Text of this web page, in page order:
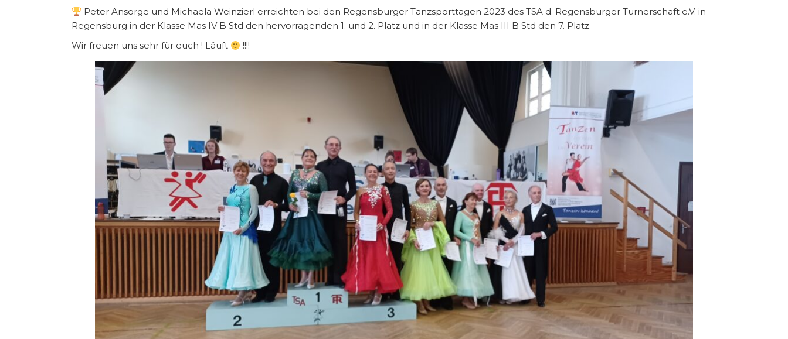
Peter Ansorge und Michaela Weinzierl erreichten bei den Regensburger Tanzsporttagen 2023 des TSA d. Regensburger Turnerschaft e.V. in
Regensburg in der Klasse Mas IV B Std den hervorragenden 1. und 2. Platz und in der Klasse Mas III B Std den 7. Platz.
Wir freuen uns sehr für euch ! Läuft
!!!!